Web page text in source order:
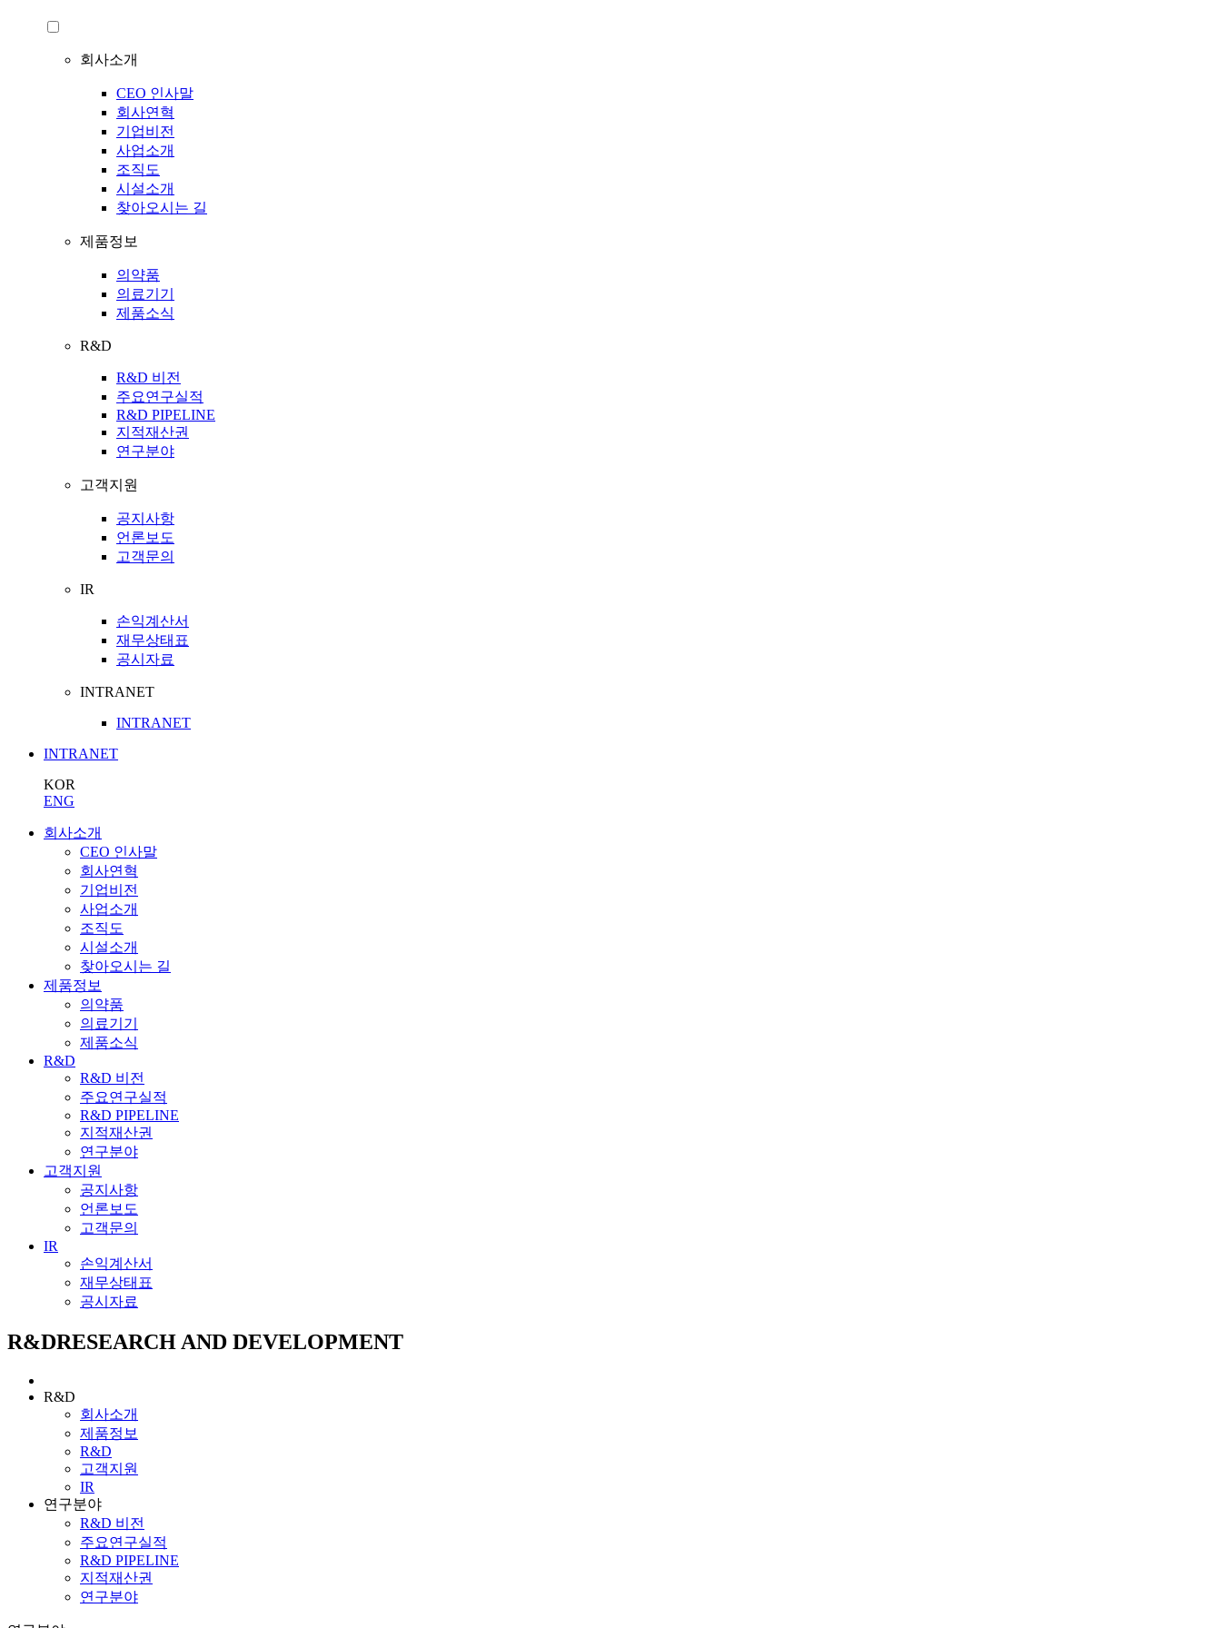
회사소개
CEO 인사말
회사연혁
기업비전
사업소개
조직도
시설소개
찾아오시는 길
제품정보
의약품
의료기기
제품소식
R&D
R&D 비전
주요연구실적
R&D PIPELINE
지적재산권
연구분야
고객지원
공지사항
언론보도
고객문의
IR
손익계산서
재무상태표
공시자료
INTRANET
INTRANET
INTRANET
KOR
ENG
회사소개
CEO 인사말
회사연혁
기업비전
사업소개
조직도
시설소개
찾아오시는 길
제품정보
의약품
의료기기
제품소식
R&D
R&D 비전
주요연구실적
R&D PIPELINE
지적재산권
연구분야
고객지원
공지사항
언론보도
고객문의
IR
손익계산서
재무상태표
공시자료
R&DRESEARCH AND DEVELOPMENT
R&D
회사소개
제품정보
R&D
고객지원
IR
연구분야
R&D 비전
주요연구실적
R&D PIPELINE
지적재산권
연구분야